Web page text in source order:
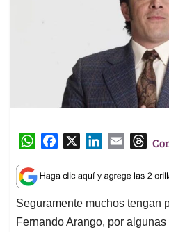
W
a
t
s
A
c
e
b
o
n
k
e
d
a
i
T
r
e
a
d
Seguramente muchos tengan
Fernando Arango, por